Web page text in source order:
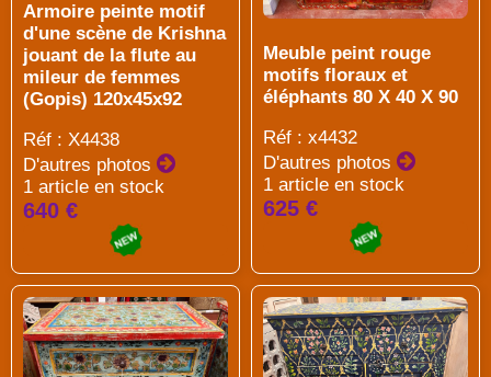
Armoire peinte motif
d'une scène de Krishna
jouant de la flute au
mileur de femmes
(Gopis) 120x45x92
Réf : X4438
D'autres photos
1 article en stock
640 €
Meuble peint rouge
motifs floraux et
éléphants 80 X 40 X 90
Réf : x4432
D'autres photos
1 article en stock
625 €